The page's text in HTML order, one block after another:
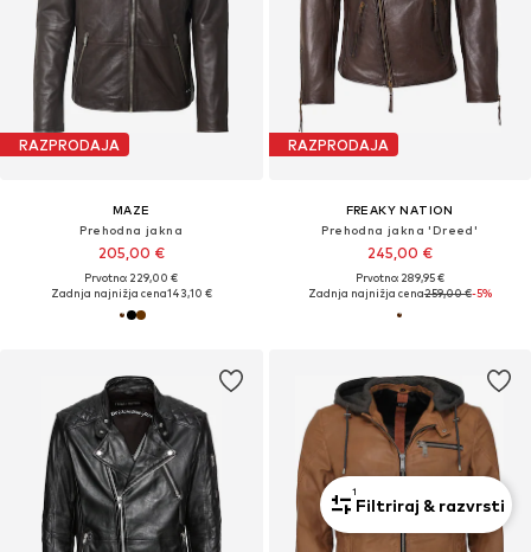
RAZPRODAJA
MAZE
Prehodna jakna
205,00 €
Prvotno: 229,00 €
Zadnja najnižja cena143,10 €
RAZPRODAJA
FREAKY NATION
Prehodna jakna 'Dreed'
245,00 €
Prvotno: 289,95 €
Zadnja najnižja cena259,00 €-5%
1
Filtriraj & razvrsti